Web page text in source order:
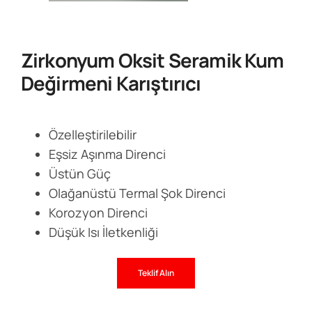
Zirkonyum Oksit Seramik Kum
Değirmeni Karıştırıcı
Özelleştirilebilir
Eşsiz Aşınma Direnci
Üstün Güç
Olağanüstü Termal Şok Direnci
Korozyon Direnci
Düşük Isı İletkenliği
Teklif Alın